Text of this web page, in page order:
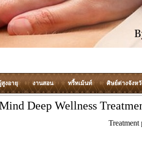
งอายุ งานสอน ทรี้ทเม้นท์ ศิษย์ต่างจังห
Deep Wellness